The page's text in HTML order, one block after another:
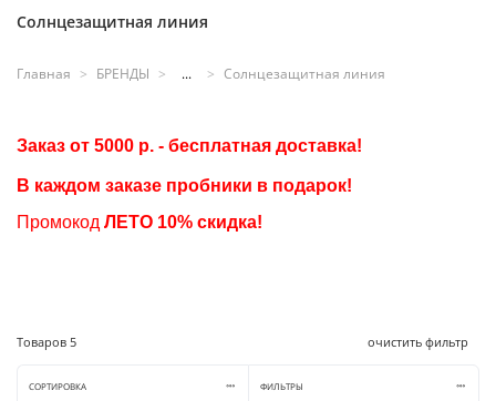
Солнцезащитная линия
Главная БРЕНДЫ ... Солнцезащитная линия
Заказ от 5000 р. - бесплатная доставка!
В каждом заказе пробники в подарок!
П ромокод ЛЕТО 10% скидка!
Товаров 5 очистить фильтр
СОРТИРОВКА ФИЛЬТРЫ